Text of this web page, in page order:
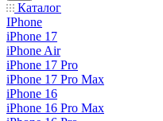
Каталог
IPhone
iPhone 17
iPhone Air
iPhone 17 Pro
iPhone 17 Pro Max
iPhone 16
iPhone 16 Pro Max